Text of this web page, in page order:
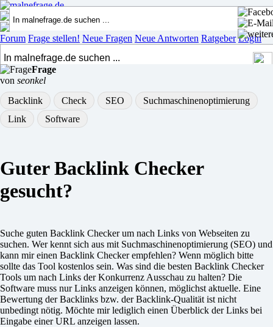
Forum Frage stellen! Neue Fragen Neue Antworten Ratgeber Login
Frage
von seonkel
Backlink
Check SEO
Suchmaschinenoptimierung
Link
Software
Guter Backlink Checker
gesucht?
Suche guten Backlink Checker um nach Links von Webseiten zu
suchen. Wer kennt sich aus mit Suchmaschinenoptimierung (SEO) und
kann mir einen Backlink Checker empfehlen? Wenn möglich bitte
sollte das Tool kostenlos sein. Was sind die besten Backlink Checker
Tools um nach Links der Konkurrenz Ausschau zu halten? Die
Software muss nur Links anzeigen können, möglichst aktuelle. Eine
Bewertung der Backlinks bzw. der Backlink-Qualität ist nicht
unbedingt nötig. Möchte mir lediglich einen Überblick der Links bei
Eingabe einer URL anzeigen lassen.